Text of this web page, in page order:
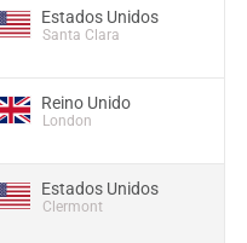
Estados Unidos
Santa Clara
Reino Unido
London
Estados Unidos
Clermont